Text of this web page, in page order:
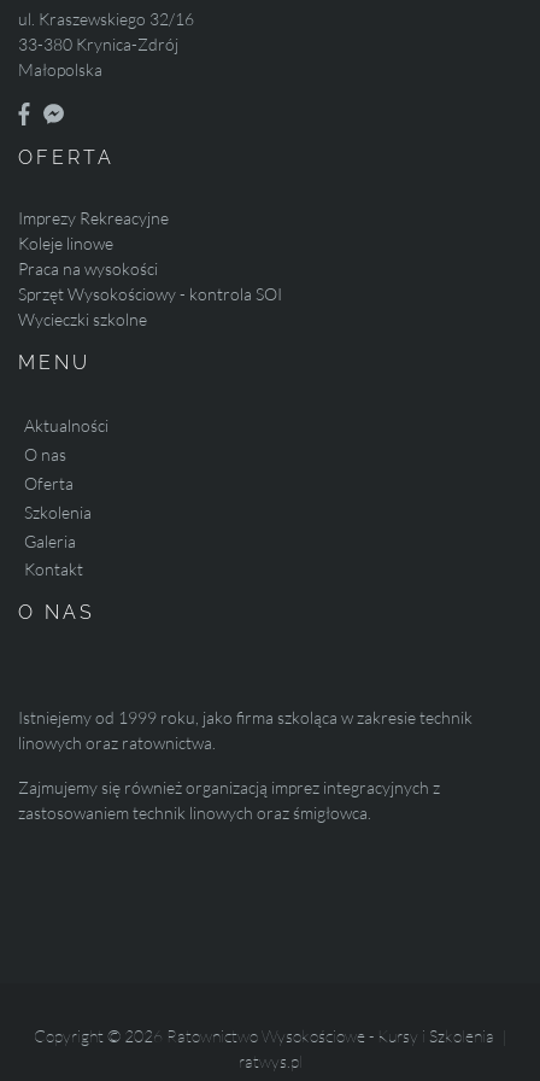
ul. Kraszewskiego 32/16
33-380 Krynica-Zdrój
Małopolska
OFERTA
Imprezy Rekreacyjne
Koleje linowe
Praca na wysokości
Sprzęt Wysokościowy - kontrola SOI
Wycieczki szkolne
MENU
Aktualności
O nas
Oferta
Szkolenia
Galeria
Kontakt
O NAS
Istniejemy od 1999 roku, jako firma szkoląca w zakresie technik
linowych oraz ratownictwa.
Zajmujemy się również organizacją imprez integracyjnych z
zastosowaniem technik linowych oraz śmigłowca.
Copyright © 2026 Ratownictwo Wysokościowe - Kursy i Szkolenia |
ratwys.pl